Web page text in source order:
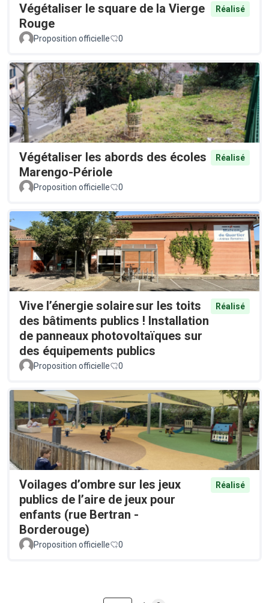
Végétaliser le square de la Vierge
Rouge
Réalisé
Proposition officielle 0
Végétaliser les abords des écoles
Marengo-Périole
Réalisé
Proposition officielle 0
Vive l’énergie solaire sur les toits
des bâtiments publics ! Installation
de panneaux photovoltaïques sur
des équipements publics
Réalisé
Proposition officielle 0
Voilages d’ombre sur les jeux
publics de l’aire de jeux pour
enfants (rue Bertran -
Borderouge)
Réalisé
Proposition officielle 0